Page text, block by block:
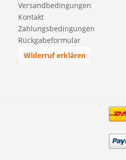
Versandbedingungen
Kontakt
Zahlungsbedingungen
Rückgabeformular
Widerruf erklären